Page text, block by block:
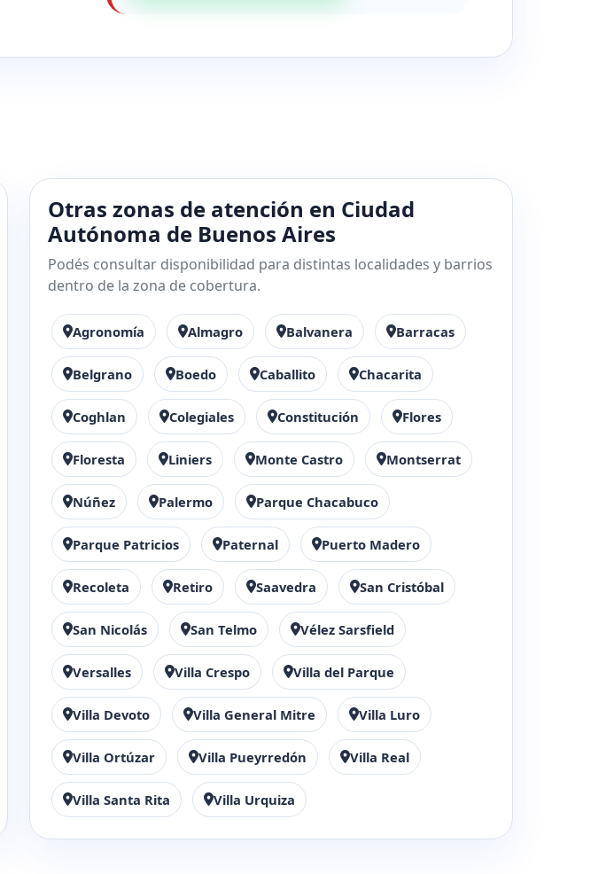
Otras zonas de atención en Ciudad
Autónoma de Buenos Aires
Podés consultar disponibilidad para distintas localidades y barrios
dentro de la zona de cobertura.
Agronomía Almagro Balvanera Barracas
Belgrano Boedo Caballito Chacarita
Coghlan Colegiales Constitución Flores
Floresta Liniers Monte Castro Montserrat
Núñez Palermo Parque Chacabuco
Parque Patricios Paternal Puerto Madero
Recoleta Retiro Saavedra San Cristóbal
San Nicolás San Telmo Vélez Sarsfield
Versalles Villa Crespo Villa del Parque
Villa Devoto Villa General Mitre Villa Luro
Villa Ortúzar Villa Pueyrredón Villa Real
Villa Santa Rita Villa Urquiza